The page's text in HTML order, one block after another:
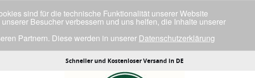
Schneller und Kostenloser Versand in DE
sind für die technische Funktionalität unserer Website
Besucher verbessern und uns helfen, die Inhalte unserer
Partnern. Diese werden in unserer Datenschutzerklärung
aller Cookies einverstanden bist.